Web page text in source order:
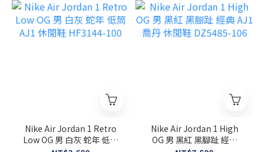
Nike Air Jordan 1 Retro
Low OG 男 白灰 蛇年 低筒
Nike Air Jordan 1 High
OG 男 黑紅 黑腳趾 經典